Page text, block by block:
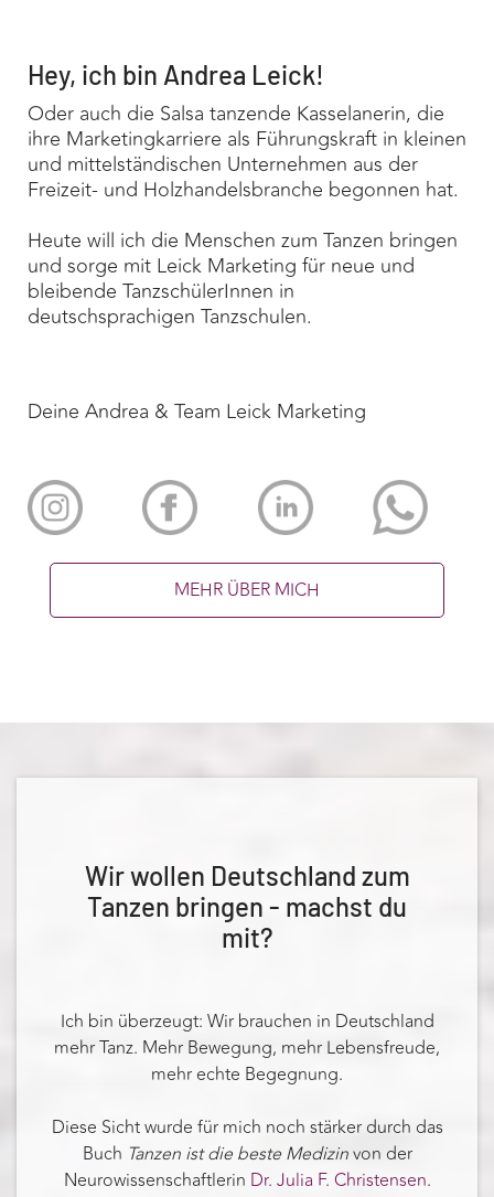
Hey, ich bin Andrea Leick!
Oder auch die Salsa tanzende Kasselanerin, die
ihre Marketingkarriere als Führungskraft in kleinen
und mittelständischen Unternehmen aus der
Freizeit- und Holzhandelsbranche begonnen hat.
Heute will ich die Menschen zum Tanzen bringen
und sorge mit Leick Marketing für neue und
bleibende TanzschülerInnen in
deutschsprachigen Tanzschulen.
Deine Andrea & Team Leick Marketing
MEHR ÜBER MICH
Wir wollen Deutschland zum
Tanzen bringen - machst du
mit?
Ich bin überzeugt: Wir brauchen in Deutschland
mehr Tanz. Mehr Bewegung, mehr Lebensfreude,
mehr echte Begegnung.
Diese Sicht wurde für mich noch stärker durch das
Buch Tanzen ist die beste Medizinvon der
Neurowissenschaftlerin Dr. Julia F. Christensen.